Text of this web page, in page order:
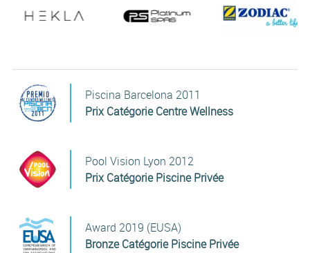
Piscina Barcelona 2011
Prix Catégorie Centre Wellness
Pool Vision Lyon 2012
Prix Catégorie Piscine Privée
Award 2019 (EUSA)
Bronze Catégorie Piscine Privée